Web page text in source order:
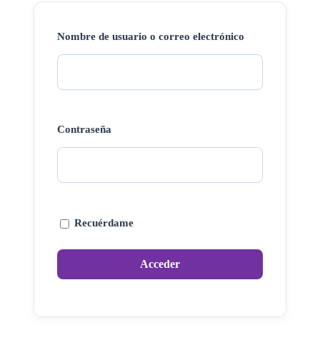
Nombre de usuario o correo electrónico
Contraseña
Recuérdame